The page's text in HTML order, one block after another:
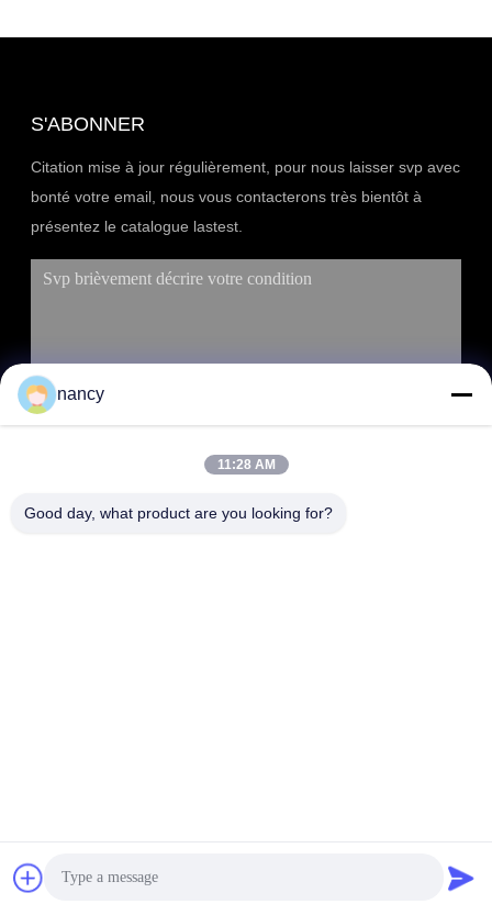
S'ABONNER
Citation mise à jour régulièrement, pour nous laisser svp avec
bonté votre email, nous vous contacterons très bientôt à
présentez le catalogue lastest.
Fournisseur. © de Copyright 2024-2026 Shanghai
Cowell Machinery Co., Ltd. . Tous droits réservés.
nancy
11:28 AM
Good day, what product are you looking for?